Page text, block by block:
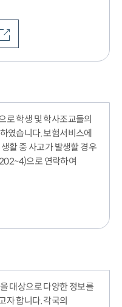
로 학생 및 학사조교들의
였습니다. 보험서비스에
활 중 사고가 발생할 경우
으로 연락하여
대상으로 다양한 정보를
자 합니다. 각국의